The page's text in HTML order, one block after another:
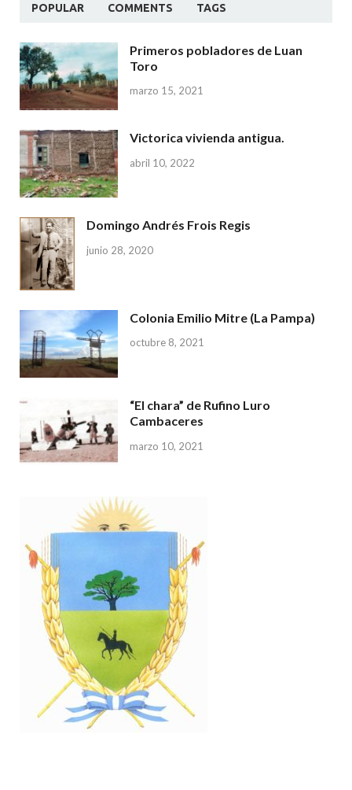
POPULAR COMMENTS TAGS
Primeros pobladores de Luan
Toro
marzo 15, 2021
Victorica vivienda antigua.
abril 10, 2022
Domingo Andrés Frois Regis
junio 28, 2020
Colonia Emilio Mitre (La Pampa)
octubre 8, 2021
“El chara” de Rufino Luro
Cambaceres
marzo 10, 2021